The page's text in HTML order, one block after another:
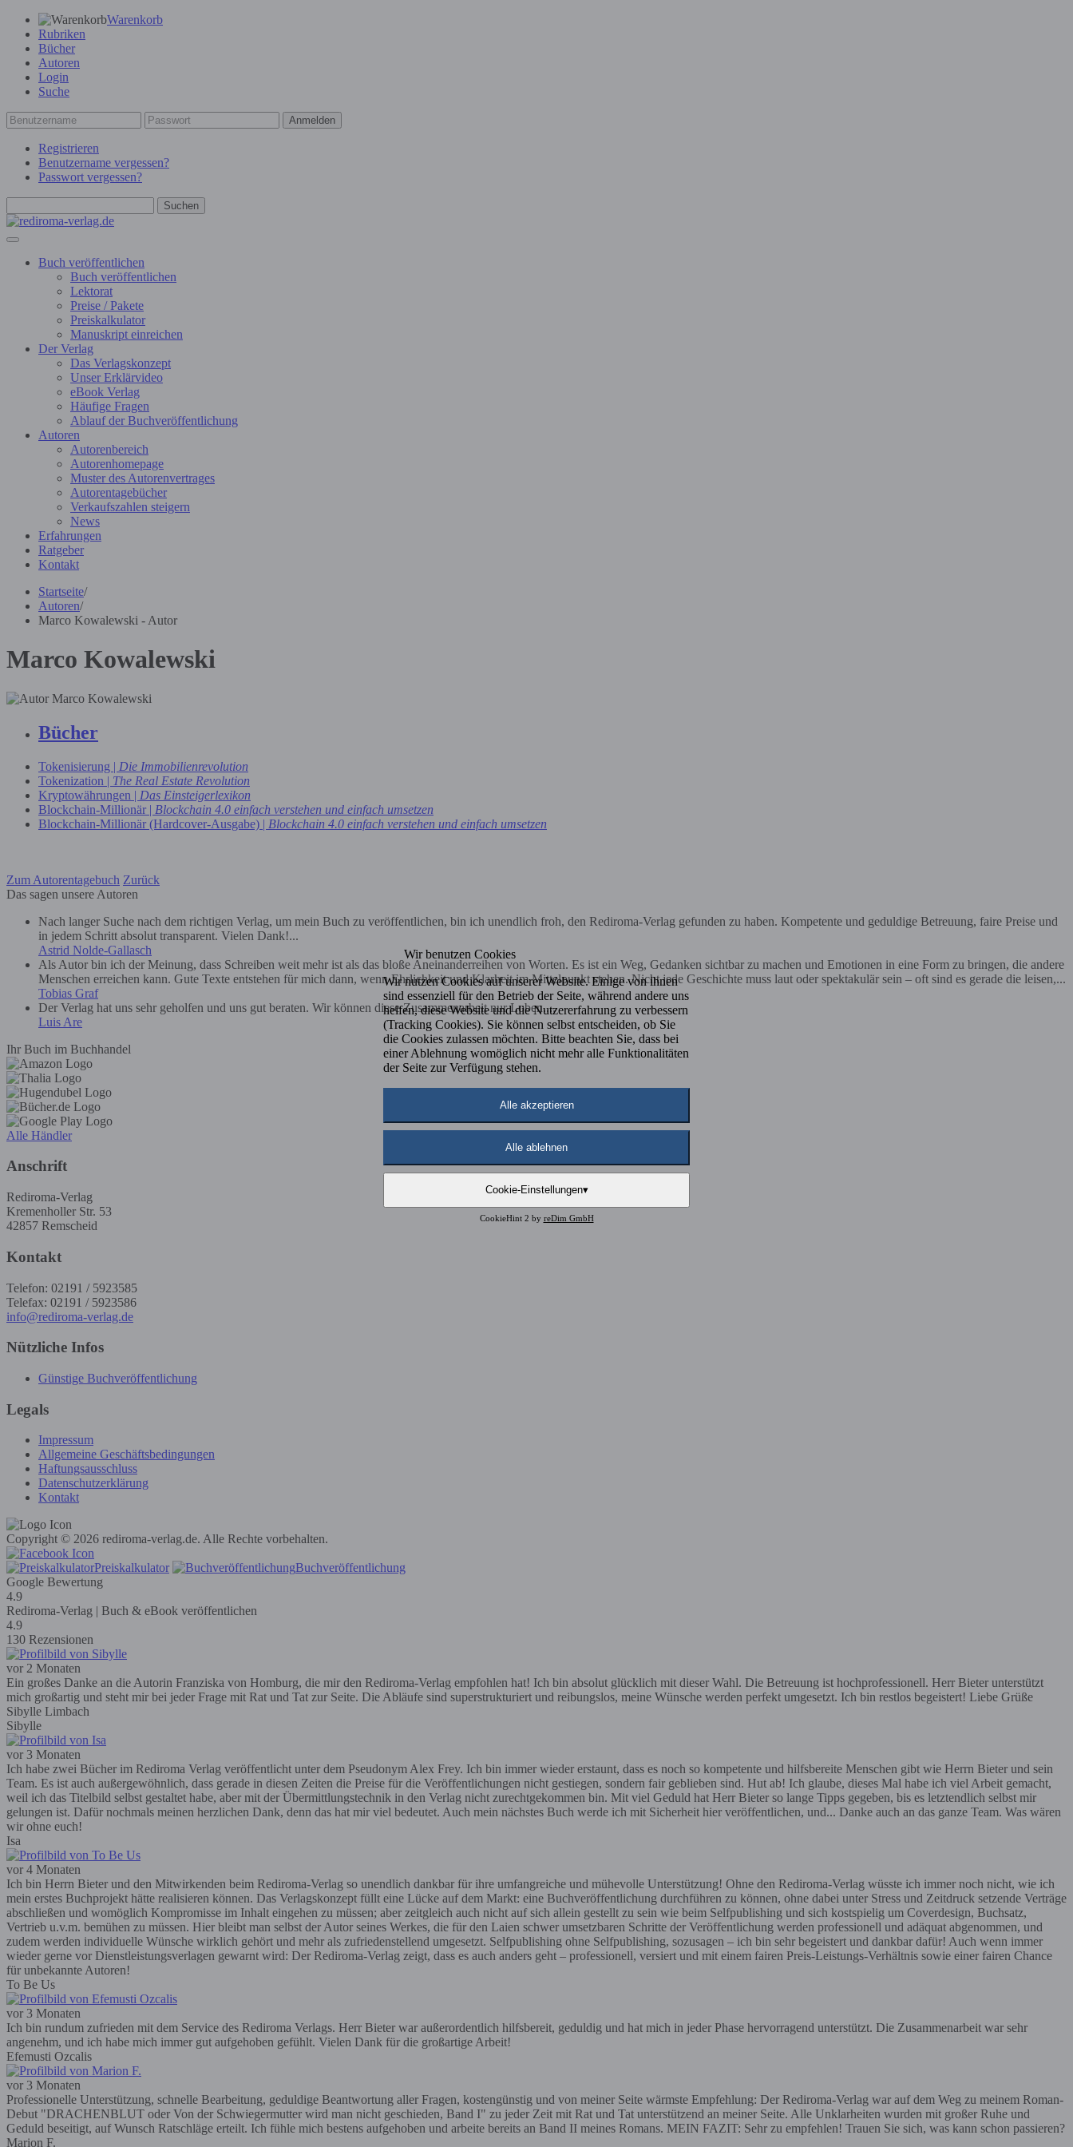
Warenkorb
Rubriken
Bücher
Autoren
Login
Suche
Anmelden
Registrieren
Benutzername vergessen?
Passwort vergessen?
Suchen
Buch veröffentlichen
Buch veröffentlichen
Lektorat
Preise / Pakete
Preiskalkulator
Manuskript einreichen
Der Verlag
Das Verlagskonzept
Unser Erklärvideo
eBook Verlag
Häufige Fragen
Ablauf der Buchveröffentlichung
Autoren
Autorenbereich
Autorenhomepage
Muster des Autorenvertrages
Autorentagebücher
Verkaufszahlen steigern
News
Erfahrungen
Ratgeber
Kontakt
Startseite/
Autoren/
Marco Kowalewski - Autor
Marco Kowalewski
Bücher
Tokenisierung | Die Immobilienrevolution
Tokenization | The Real Estate Revolution
Kryptowährungen | Das Einsteigerlexikon
Blockchain-Millionär | Blockchain 4.0 einfach verstehen und einfach umsetzen
Blockchain-Millionär (Hardcover-Ausgabe) | Blockchain 4.0 einfach verstehen und einfach umsetzen
Zum Autorentagebuch Zurück
Das sagen unsere Autoren
Nach langer Suche nach dem richtigen Verlag, um mein Buch zu veröffentlichen, bin ich unendlich froh, den Rediroma-Verlag gefunden zu haben. Kompetente und geduldige Betreuung, faire Preise und
in jedem Schritt absolut transparent. Vielen Dank!...
Astrid Nolde-Gallasch
Als Autor bin ich der Meinung, dass Schreiben weit mehr ist als das bloße Aneinanderreihen von Worten. Es ist ein Weg, Gedanken sichtbar zu machen und Emotionen in eine Form zu bringen, die andere
Menschen erreichen kann. Gute Texte entstehen für mich dann, wenn Ehrlichkeit und Klarheit im Mittelpunkt stehen. Nicht jede Geschichte muss laut oder spektakulär sein – oft sind es gerade die leisen,...
Tobias Graf
Der Verlag hat uns sehr geholfen und uns gut beraten. Wir können diese Zusammenarbeit nur Loben....
Luis Are
Ihr Buch im Buchhandel
Alle Händler
Anschrift
Rediroma-Verlag
Kremenholler Str. 53
42857 Remscheid
Kontakt
Telefon: 02191 / 5923585
Telefax: 02191 / 5923586
info@rediroma-verlag.de
Nützliche Infos
Günstige Buchveröffentlichung
Legals
Impressum
Allgemeine Geschäftsbedingungen
Haftungsausschluss
Datenschutzerklärung
Kontakt
Copyright © 2026 rediroma-verlag.de. Alle Rechte vorbehalten.
Preiskalkulator
Buchveröffentlichung
Google Bewertung
4.9
Rediroma-Verlag | Buch & eBook veröffentlichen
4.9
130 Rezensionen
vor 2 Monaten
Ein großes Danke an die Autorin Franziska von Homburg, die mir den Rediroma-Verlag empfohlen hat! Ich bin absolut glücklich mit dieser Wahl. Die Betreuung ist hochprofessionell. Herr Bieter unterstützt
mich großartig und steht mir bei jeder Frage mit Rat und Tat zur Seite. Die Abläufe sind superstrukturiert und reibungslos, meine Wünsche werden perfekt umgesetzt. Ich bin restlos begeistert! Liebe Grüße
Sibylle Limbach
Sibylle
vor 3 Monaten
Ich habe zwei Bücher im Rediroma Verlag veröffentlicht unter dem Pseudonym Alex Frey. Ich bin immer wieder erstaunt, dass es noch so kompetente und hilfsbereite Menschen gibt wie Herrn Bieter und sein
Team. Es ist auch außergewöhnlich, dass gerade in diesen Zeiten die Preise für die Veröffentlichungen nicht gestiegen, sondern fair geblieben sind. Hut ab! Ich glaube, dieses Mal habe ich viel Arbeit gemacht,
weil ich das Titelbild selbst gestaltet habe, aber mit der Übermittlungstechnik in den Verlag nicht zurechtgekommen bin. Mit viel Geduld hat Herr Bieter so lange Tipps gegeben, bis es letztendlich selbst mir
gelungen ist. Dafür nochmals meinen herzlichen Dank, denn das hat mir viel bedeutet. Auch mein nächstes Buch werde ich mit Sicherheit hier veröffentlichen, und... Danke auch an das ganze Team. Was wären
wir ohne euch!
Isa
vor 4 Monaten
Ich bin Herrn Bieter und den Mitwirkenden beim Rediroma-Verlag so unendlich dankbar für ihre umfangreiche und mühevolle Unterstützung! Ohne den Rediroma-Verlag wüsste ich immer noch nicht, wie ich
mein erstes Buchprojekt hätte realisieren können. Das Verlagskonzept füllt eine Lücke auf dem Markt: eine Buchveröffentlichung durchführen zu können, ohne dabei unter Stress und Zeitdruck setzende Verträge
abschließen und womöglich Kompromisse im Inhalt eingehen zu müssen; aber zeitgleich auch nicht auf sich allein gestellt zu sein wie beim Selfpublishing und sich kostspielig um Coverdesign, Buchsatz,
Vertrieb u.v.m. bemühen zu müssen. Hier bleibt man selbst der Autor seines Werkes, die für den Laien schwer umsetzbaren Schritte der Veröffentlichung werden professionell und adäquat abgenommen, und
zudem werden individuelle Wünsche wirklich gehört und mehr als zufriedenstellend umgesetzt. Selfpublishing ohne Selfpublishing, sozusagen – ich bin sehr begeistert und dankbar dafür! Auch wenn immer
wieder gerne vor Dienstleistungsverlagen gewarnt wird: Der Rediroma-Verlag zeigt, dass es auch anders geht – professionell, versiert und mit einem fairen Preis-Leistungs-Verhältnis sowie einer fairen Chance
für unbekannte Autoren!
To Be Us
vor 3 Monaten
Ich bin rundum zufrieden mit dem Service des Rediroma Verlags. Herr Bieter war außerordentlich hilfsbereit, geduldig und hat mich in jeder Phase hervorragend unterstützt. Die Zusammenarbeit war sehr
angenehm, und ich habe mich immer gut aufgehoben gefühlt. Vielen Dank für die großartige Arbeit!
Efemusti Ozcalis
vor 3 Monaten
Professionelle Unterstützung, schnelle Bearbeitung, geduldige Beantwortung aller Fragen, kostengünstig und von meiner Seite wärmste Empfehlung: Der Rediroma-Verlag war auf dem Weg zu meinem Roman-
Debut "DRACHENBLUT oder Von der Schwiegermutter wird man nicht geschieden, Band I" zu jeder Zeit mit Rat und Tat unterstützend an meiner Seite. Alle Unklarheiten wurden mit großer Ruhe und
Geduld beseitigt, auf Wunsch Ratschläge erteilt. Ich fühle mich bestens aufgehoben und arbeite bereits an Band II meines Romans. MEIN FAZIT: Sehr zu empfehlen! Trauen Sie sich, was kann schon passieren?
Marion F.
Wir benutzen Cookies
Wir nutzen Cookies auf unserer Website. Einige von ihnen
sind essenziell für den Betrieb der Seite, während andere uns
helfen, diese Website und die Nutzererfahrung zu verbessern
(Tracking Cookies). Sie können selbst entscheiden, ob Sie
die Cookies zulassen möchten. Bitte beachten Sie, dass bei
einer Ablehnung womöglich nicht mehr alle Funktionalitäten
der Seite zur Verfügung stehen.
Alle akzeptieren
Alle ablehnen
Cookie-Einstellungen▾
CookieHint 2 by reDim GmbH